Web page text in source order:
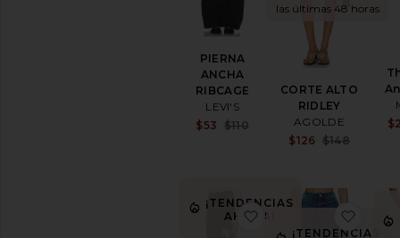
PIERNA
ANCHA
RIBCAGE
LEVI'S
Sale price:
$53
Previous price:
$110
las últimas 48 horas
CORTE ALTO
RIDLEY
AGOLDE
$126 $148
¡TENDENCIAS
AHORA!favoritoHorsey Jeans
¡TENDENCIAS